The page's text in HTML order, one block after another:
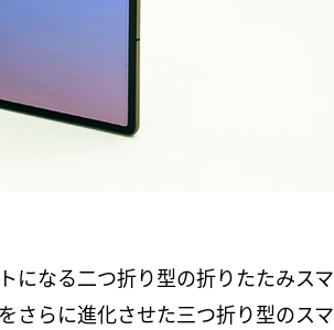
になる二つ折り型の折りたたみスマ
さらに進化させた三つ折り型のスマ